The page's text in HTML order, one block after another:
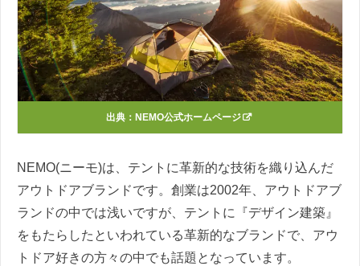
出典： NEMO公式ホームページ
NEMO(ニーモ)は、テントに革新的な技術を織り込んだ
アウトドアブランドです。創業は2002年、アウトドアブ
ランドの中では浅いですが、テントに『デザイン建築』
をもたらしたといわれている革新的なブランドで、アウ
トドア好きの方々の中でも話題となっています。